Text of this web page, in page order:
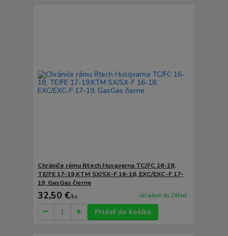
Chrániče rámu Rtech Husqvarna TC/FC 16-18,
TE/FE 17-19,KTM SX/SX-F 16-18, EXC/EXC-F 17-
19, GasGas čierne
32,50 €/ks skladom do 24hod.
Pridať do košíka